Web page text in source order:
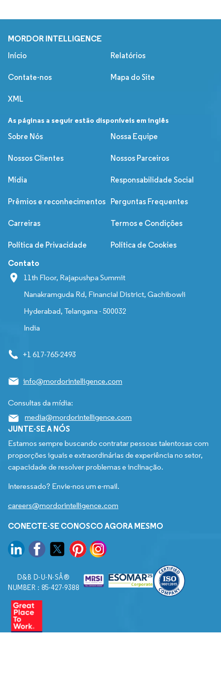
MORDOR INTELLIGENCE
Início Relatórios
Contate-nos Mapa do Site
XML
As páginas a seguir estão disponíveis em inglês
Sobre Nós
Nossa Equipe
Nossos Clientes Nossos Parceiros
Mídia Responsabilidade Social
Prêmios e reconhecimentos Perguntas Frequentes
Carreiras Termos e Condições
Política de Privacidade Política de Cookies
Contato
11th Floor, Rajapushpa Summit
Nanakramguda Rd, Financial District, Gachibowli
Hyderabad, Telangana - 500032
India
+1 617-765-2493
info@mordorintelligence.com
Consultas da mídia:
media@mordorintelligence.com
JUNTE-SE A NÓS
Estamos sempre buscando contratar pessoas talentosas com
proporções iguais e extraordinárias de experiência no setor,
capacidade de resolver problemas e inclinação.
Interessado? Envie-nos um e-mail.
careers@mordorintelligence.com
CONECTE-SE CONOSCO AGORA MESMO
D&B D-U-N-SÂ®
NUMBER : 85-427-9388